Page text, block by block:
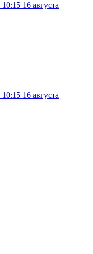
10:15 16 августа
10:15 16 августа